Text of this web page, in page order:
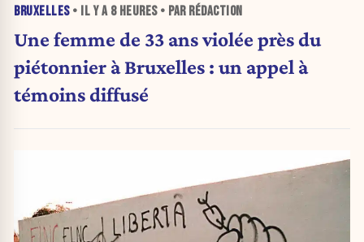
BRUXELLES• IL Y A 8 HEURES• PAR RÉDACTION
Une femme de 33 ans violée près du
piétonnier à Bruxelles : un appel à
témoins diffusé